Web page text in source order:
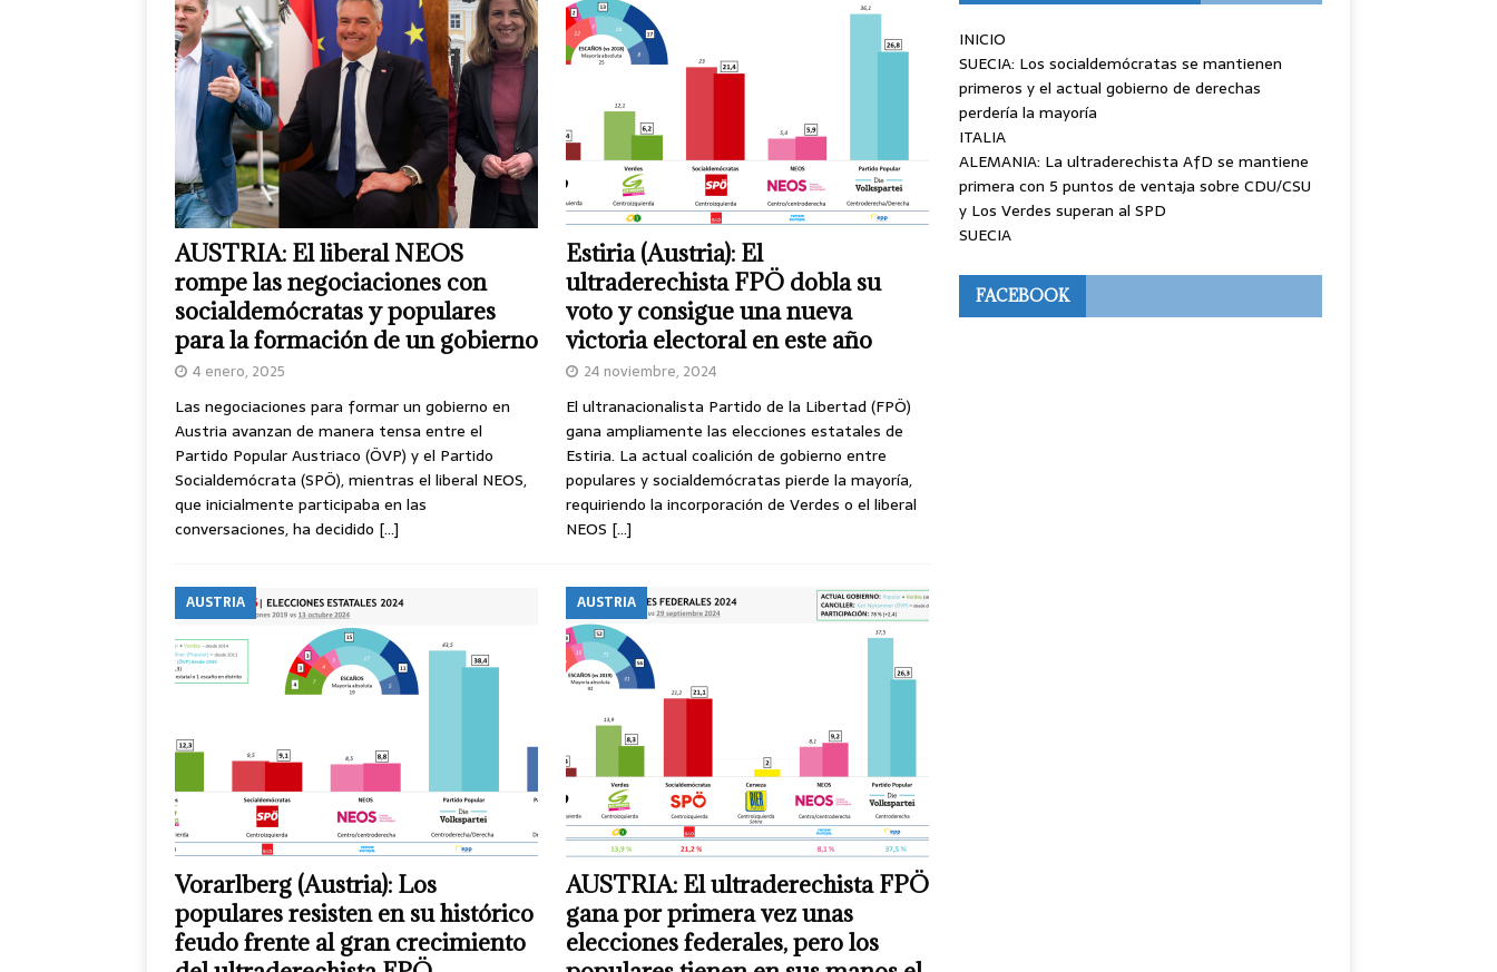
AUSTRIA: El liberal NEOS
rompe las negociaciones con
socialdemócratas y populares
para la formación de un gobierno
4 enero, 2025
Las negociaciones para formar un gobierno en
Austria avanzan de manera tensa entre el
Partido Popular Austriaco (ÖVP) y el Partido
Socialdemócrata (SPÖ), mientras el liberal NEOS,
que inicialmente participaba en las
conversaciones, ha decidido […]
Estiria (Austria): El
ultraderechista FPÖ dobla su
voto y consigue una nueva
victoria electoral en este año
24 noviembre, 2024
El ultranacionalista Partido de la Libertad (FPÖ)
gana ampliamente las elecciones estatales de
Estiria. La actual coalición de gobierno entre
populares y socialdemócratas pierde la mayoría,
requiriendo la incorporación de Verdes o el liberal
NEOS […]
AUSTRIA
Vorarlberg (Austria): Los
populares resisten en su histórico
feudo frente al gran crecimiento
AUSTRIA
AUSTRIA: El ultraderechista FPÖ
gana por primera vez unas
elecciones federales, pero los
INICIO
SUECIA: Los socialdemócratas se mantienen
primeros y el actual gobierno de derechas
perdería la mayoría
ITALIA
ALEMANIA: La ultraderechista AfD se mantiene
primera con 5 puntos de ventaja sobre CDU/CSU
y Los Verdes superan al SPD
SUECIA
FACEBOOK